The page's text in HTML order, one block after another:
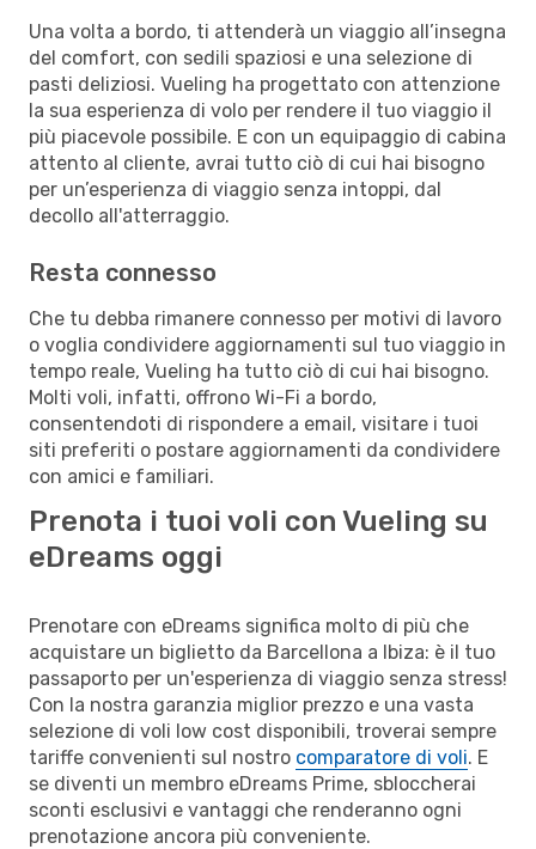
Una volta a bordo, ti attenderà un viaggio all’insegna
del comfort, con sedili spaziosi e una selezione di
pasti deliziosi. Vueling ha progettato con attenzione
la sua esperienza di volo per rendere il tuo viaggio il
più piacevole possibile. E con un equipaggio di cabina
attento al cliente, avrai tutto ciò di cui hai bisogno
per un’esperienza di viaggio senza intoppi, dal
decollo all'atterraggio.
Resta connesso
Che tu debba rimanere connesso per motivi di lavoro
o voglia condividere aggiornamenti sul tuo viaggio in
tempo reale, Vueling ha tutto ciò di cui hai bisogno.
Molti voli, infatti, offrono Wi-Fi a bordo,
consentendoti di rispondere a email, visitare i tuoi
siti preferiti o postare aggiornamenti da condividere
con amici e familiari.
Prenota i tuoi voli con Vueling su
eDreams oggi
Prenotare con eDreams significa molto di più che
acquistare un biglietto da Barcellona a Ibiza: è il tuo
passaporto per un'esperienza di viaggio senza stress!
Con la nostra garanzia miglior prezzo e una vasta
selezione di voli low cost disponibili, troverai sempre
tariffe convenienti sul nostro comparatore di voli. E
se diventi un membro eDreams Prime, sbloccherai
sconti esclusivi e vantaggi che renderanno ogni
prenotazione ancora più conveniente.